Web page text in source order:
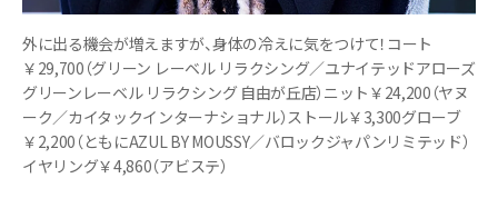
外に出る機会が増えますが、身体の冷えに気をつけて！コート
￥29,700（グリーン レーベル リラクシング／ユナイテッドアローズ
グリーンレーベル リラクシング 自由が丘店）ニット￥24,200（ヤヌ
ーク／カイタックインターナショナル）ストール￥3,300グローブ
￥2,200（ともにAZUL BY MOUSSY／バロックジャパンリミテッド）
イヤリング￥4,860（アビステ）